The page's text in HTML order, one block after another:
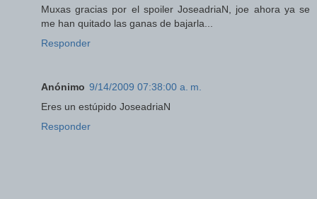
Muxas gracias por el spoiler JoseadriaN, joe ahora ya se
me han quitado las ganas de bajarla...
Responder
Anónimo 9/14/2009 07:38:00 a. m.
Eres un estúpido JoseadriaN
Responder